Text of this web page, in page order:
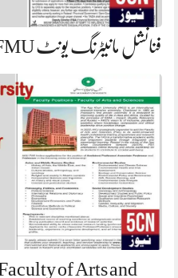
فنانشل مانیٹرنگ یونٹ FMU، میں‌بہترین نوکریوں‌کا اعلان،
of Arts and